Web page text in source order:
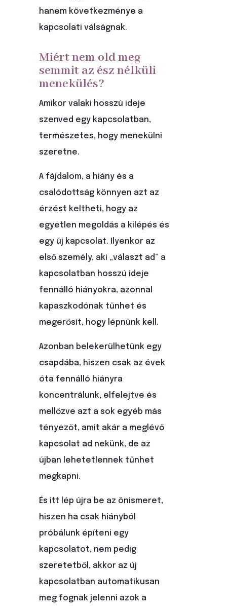
hanem következménye a
kapcsolati válságnak.
Miért nem old meg
semmit az ész nélküli
menekülés?
Amikor valaki hosszú ideje
szenved egy kapcsolatban,
természetes, hogy menekülni
szeretne.
A fájdalom, a hiány és a
csalódottság könnyen azt az
érzést keltheti, hogy az
egyetlen megoldás a kilépés és
egy új kapcsolat. Ilyenkor az
első személy, aki „választ ad” a
kapcsolatban hosszú ideje
fennálló hiányokra, azonnal
kapaszkodónak tűnhet és
megerősít, hogy lépnünk kell.
Azonban belekerülhetünk egy
csapdába, hiszen csak az évek
óta fennálló hiányra
koncentrálunk, elfelejtve és
mellőzve azt a sok egyéb más
tényezőt, amit akár a meglévő
kapcsolat ad nekünk, de az
újban lehetetlennek tűnhet
megkapni.
És itt lép újra be az önismeret,
hiszen ha csak hiányból
próbálunk építeni egy
kapcsolatot, nem pedig
szeretetből, akkor az új
kapcsolatban automatikusan
meg fognak jelenni azok a